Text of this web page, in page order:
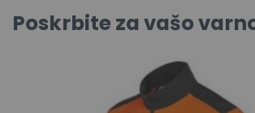
Poskrbite za vašo